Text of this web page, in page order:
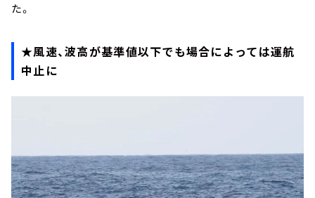
た。
★風速、波高が基準値以下でも場合によっては運航
中止に